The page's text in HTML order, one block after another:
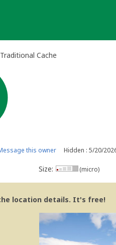
Cache
this owner Hidden : 5/20/
Size: (micro)
location details. It's free!